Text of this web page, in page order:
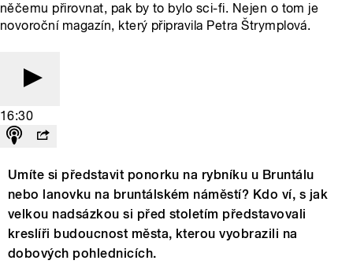
něčemu přirovnat, pak by to bylo sci-fi. Nejen o tom je
novoroční magazín, který připravila Petra Štrymplová.
16:30
Umíte si představit ponorku na rybníku u Bruntálu
nebo lanovku na bruntálském náměstí? Kdo ví, s jak
velkou nadsázkou si před stoletím představovali
kreslíři budoucnost města, kterou vyobrazili na
dobových pohlednicích.